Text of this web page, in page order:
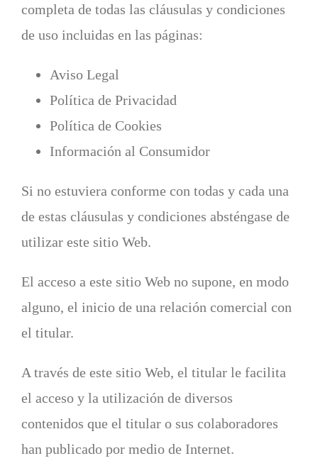
completa de todas las cláusulas y condiciones
de uso incluidas en las páginas:
Aviso Legal
Política de Privacidad
Política de Cookies
Información al Consumidor
Si no estuviera conforme con todas y cada una
de estas cláusulas y condiciones absténgase de
utilizar este sitio Web.
El acceso a este sitio Web no supone, en modo
alguno, el inicio de una relación comercial con
el titular.
A través de este sitio Web, el titular le facilita
el acceso y la utilización de diversos
contenidos que el titular o sus colaboradores
han publicado por medio de Internet.